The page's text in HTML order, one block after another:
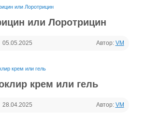
или Лоротрицин
05.05.2025 Автор: VM
крем или гель
28.04.2025 Автор: VM